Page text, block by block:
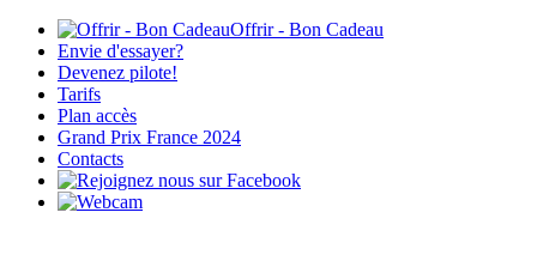
Offrir - Bon Cadeau
Envie d'essayer?
Devenez pilote!
Tarifs
Plan accès
Grand Prix France 2024
Contacts